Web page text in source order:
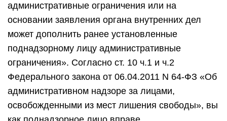
административные ограничения или на
основании заявления органа внутренних дел
может дополнить ранее установленные
поднадзорному лицу административные
ограничения». Согласно ст. 10 ч.1 и ч.2
Федерального закона от 06.04.2011 N 64-ФЗ «Об
административном надзоре за лицами,
освобожденными из мест лишения свободы», вы